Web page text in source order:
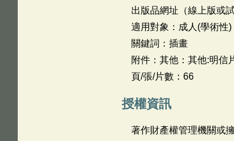
出版品網址（線上版或
適用對象：成人(學術性
關鍵詞：插畫
附件：其他：其他:明信
頁/張/片數：66
授權資訊
著作財產權管理機關或